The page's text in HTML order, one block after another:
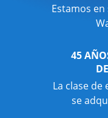
Estamos
45
La clase
se